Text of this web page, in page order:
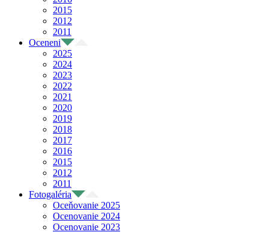
2015
2012
2011
Oceneni
2025
2024
2023
2022
2021
2020
2019
2018
2017
2016
2015
2012
2011
Fotogaléria
Oceňovanie 2025
Ocenovanie 2024
Ocenovanie 2023